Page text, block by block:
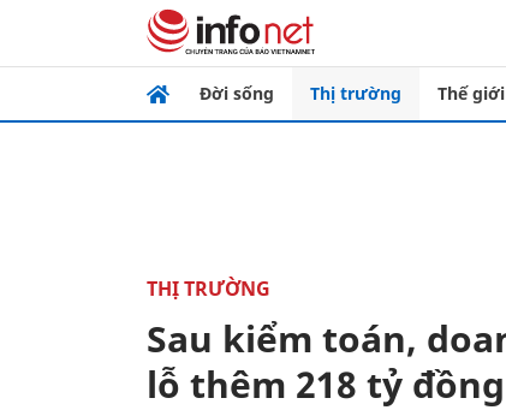
Đời sống Thị trường Thế giới
THỊ TRƯỜNG
Sau kiểm toán,
lỗ thêm 218 tỷ đồng